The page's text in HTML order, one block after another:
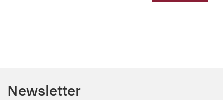
Newsletter